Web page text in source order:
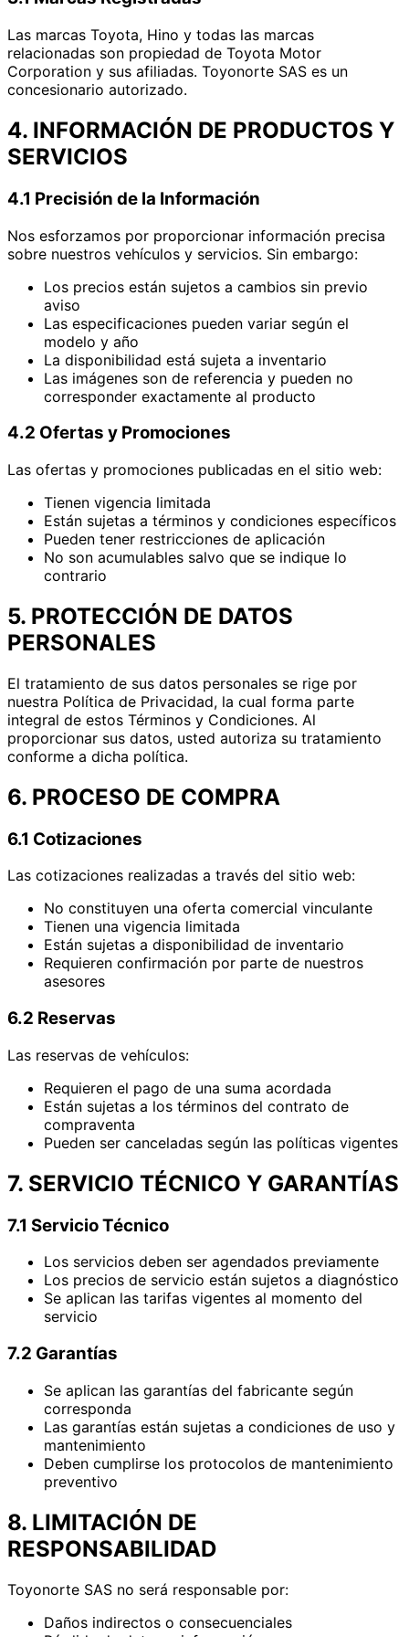
Las marcas Toyota, Hino y todas las marcas
relacionadas son propiedad de Toyota Motor
Corporation y sus afiliadas. Toyonorte SAS es un
concesionario autorizado.
4. INFORMACIÓN DE PRODUCTOS Y
SERVICIOS
4.1 Precisión de la Información
Nos esforzamos por proporcionar información precisa
sobre nuestros vehículos y servicios. Sin embargo:
Los precios están sujetos a cambios sin previo
aviso
Las especificaciones pueden variar según el
modelo y año
La disponibilidad está sujeta a inventario
Las imágenes son de referencia y pueden no
corresponder exactamente al producto
4.2 Ofertas y Promociones
Las ofertas y promociones publicadas en el sitio web:
Tienen vigencia limitada
Están sujetas a términos y condiciones específicos
Pueden tener restricciones de aplicación
No son acumulables salvo que se indique lo
contrario
5. PROTECCIÓN DE DATOS
PERSONALES
El tratamiento de sus datos personales se rige por
nuestra Política de Privacidad, la cual forma parte
integral de estos Términos y Condiciones. Al
proporcionar sus datos, usted autoriza su tratamiento
conforme a dicha política.
6. PROCESO DE COMPRA
6.1 Cotizaciones
Las cotizaciones realizadas a través del sitio web:
No constituyen una oferta comercial vinculante
Tienen una vigencia limitada
Están sujetas a disponibilidad de inventario
Requieren confirmación por parte de nuestros
asesores
6.2 Reservas
Las reservas de vehículos:
Requieren el pago de una suma acordada
Están sujetas a los términos del contrato de
compraventa
Pueden ser canceladas según las políticas vigentes
7. SERVICIO TÉCNICO Y GARANTÍAS
7.1 Servicio Técnico
Los servicios deben ser agendados previamente
Los precios de servicio están sujetos a diagnóstico
Se aplican las tarifas vigentes al momento del
servicio
7.2 Garantías
Se aplican las garantías del fabricante según
corresponda
Las garantías están sujetas a condiciones de uso y
mantenimiento
Deben cumplirse los protocolos de mantenimiento
preventivo
8. LIMITACIÓN DE
RESPONSABILIDAD
Toyonorte SAS no será responsable por:
Daños indirectos o consecuenciales